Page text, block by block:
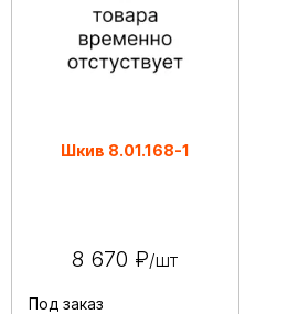
Шкив 8.01.168-1
8 670 ₽/шт
Под заказ